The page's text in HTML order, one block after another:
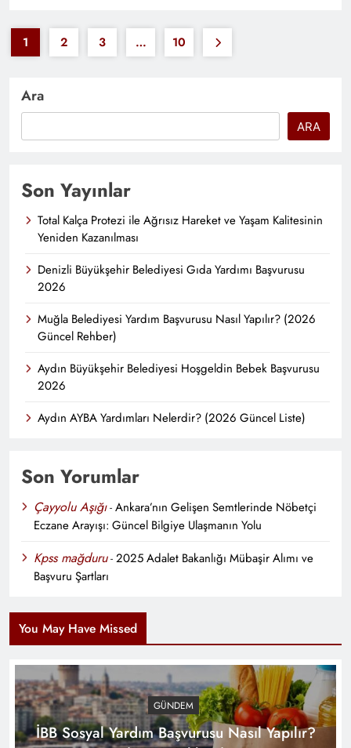
Eğitim ve Destek Rehberi
2025 Özel Güvenlik Görevlisi Alım Şartları ve
Sınav Süreci [Güncel Rehber]
Ankara Büyükşehir Belediyesi Doğalgaz Yardım
Başvurusu Nasıl Yapılır? [2026 Rehberi]
1 2 3 … 10
Ara
ARA
Son Yayınlar
Total Kalça Protezi ile Ağrısız Hareket ve Yaşam Kalitesinin
Yeniden Kazanılması
Denizli Büyükşehir Belediyesi Gıda Yardımı Başvurusu
2026
Muğla Belediyesi Yardım Başvurusu Nasıl Yapılır? (2026
Güncel Rehber)
Aydın Büyükşehir Belediyesi Hoşgeldin Bebek Başvurusu
2026
Aydın AYBA Yardımları Nelerdir? (2026 Güncel Liste)
Son Yorumlar
Çayyolu Aşığı-Ankara’nın Gelişen Semtlerinde Nöbetçi
Eczane Arayışı: Güncel Bilgiye Ulaşmanın Yolu
Kpss mağduru-2025 Adalet Bakanlığı Mübaşir Alımı ve
Başvuru Şartları
You May Have Missed
GÜNDEM
İBB Sosyal Yardım Başvurusu Nasıl Yapılır?